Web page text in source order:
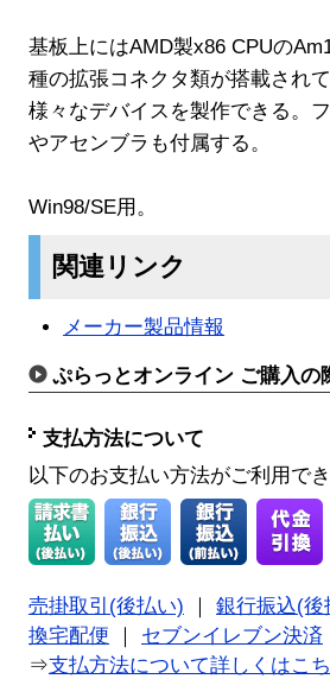
基板上にはAMD製x86 CPUの
種の拡張コネクタ類が搭載され
様々なデバイスを製作できる。
やアセンブラも付属する。
Win98/SE用。
関連リンク
メーカー製品情報
ぷらっとオンライン ご購入の
支払方法について
以下のお支払い方法がご利用で
売掛取引(後払い)
銀行振込(後
換宅配便
セブンイレブン決済
⇒支払方法について詳しくはこ